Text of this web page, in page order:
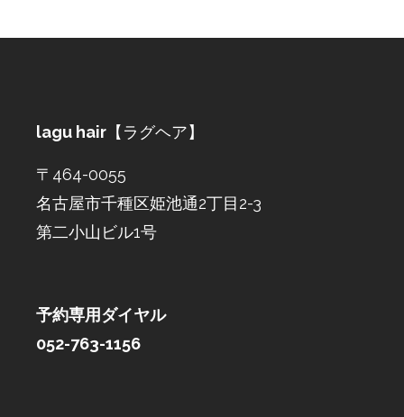
lagu hair 【ラグヘア】
〒464-0055
名古屋市千種区姫池通2丁目2-3
第二小山ビル1号
予約専用ダイヤル
052-763-1156